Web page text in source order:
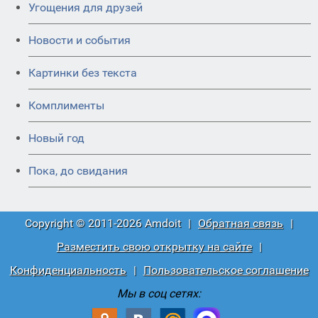
Угощения для друзей
Новости и события
Картинки без текста
Комплименты
Новый год
Пока, до свидания
Copyright © 2011-2026 Amdoit | Обратная связь |
Разместить свою открытку на сайте
|
Конфиденциальность
|
Пользовательское соглашение
Мы в соц сетях: